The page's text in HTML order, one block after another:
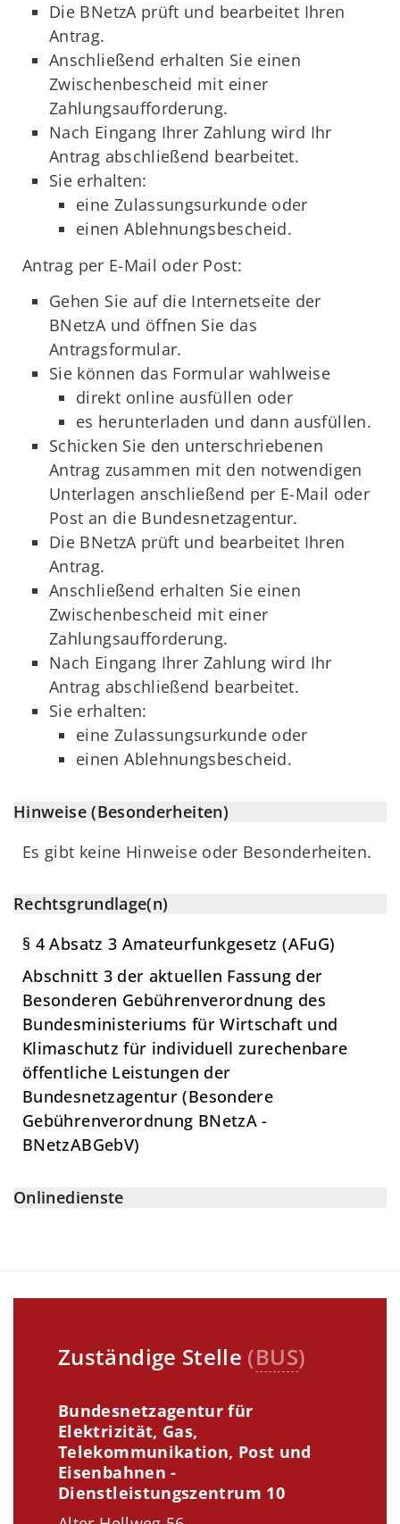
Die BNetzA prüft und bearbeitet Ihren
Antrag.
Anschließend erhalten Sie einen
Zwischenbescheid mit einer
Zahlungsaufforderung.
Nach Eingang Ihrer Zahlung wird Ihr
Antrag abschließend bearbeitet.
Sie erhalten:
eine Zulassungsurkunde oder
einen Ablehnungsbescheid.
Antrag per E-Mail oder Post:
Gehen Sie auf die Internetseite der
BNetzA und öffnen Sie das
Antragsformular.
Sie können das Formular wahlweise
direkt online ausfüllen oder
es herunterladen und dann ausfüllen.
Schicken Sie den unterschriebenen
Antrag zusammen mit den notwendigen
Unterlagen anschließend per E-Mail oder
Post an die Bundesnetzagentur.
Die BNetzA prüft und bearbeitet Ihren
Antrag.
Anschließend erhalten Sie einen
Zwischenbescheid mit einer
Zahlungsaufforderung.
Nach Eingang Ihrer Zahlung wird Ihr
Antrag abschließend bearbeitet.
Sie erhalten:
eine Zulassungsurkunde oder
einen Ablehnungsbescheid.
Hinweise (Besonderheiten)
Es gibt keine Hinweise oder Besonderheiten.
Rechtsgrundlage(n)
§ 4 Absatz 3 Amateurfunkgesetz (AFuG)
Abschnitt 3 der aktuellen Fassung der
Besonderen Gebührenverordnung des
Bundesministeriums für Wirtschaft und
Klimaschutz für individuell zurechenbare
öffentliche Leistungen der
Bundesnetzagentur (Besondere
Gebührenverordnung BNetzA -
BNetzABGebV)
Onlinedienste
Zuständige Stelle (BUS)
Bundesnetzagentur für
Elektrizität, Gas,
Telekommunikation, Post und
Eisenbahnen -
Dienstleistungszentrum 10